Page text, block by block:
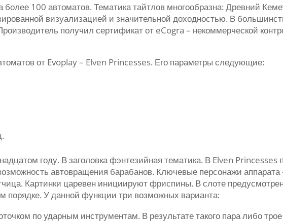
100 автоматов. Тематика тайтлов многообразна: Древний
визуализацией и значительной доходностью. В
получил сертификат от eCogra – некоммерческой
от Evoplay – Elven Princesses. Его параметры следующие:
году. В заголовка фэнтезийная тематика. В Elven Princesses
автовращения барабанов. Ключевые персонажи аппарата
Картинки царевен инициируют фриспины. В слоте
У данной функции три возможных варианта:
по ударным инструментам. В результате такого пара либо